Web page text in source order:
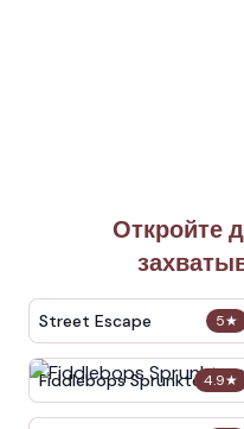
Откройте
5★
Street Escape
4.9★
Fiddlebops Sprunkters